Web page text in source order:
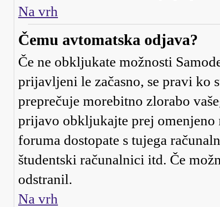
Na vrh
Čemu avtomatska odjava?
Če ne obkljukate možnosti
prijavljeni le začasno, se pravi ko
preprečuje morebitno zlorabo
prijavo obkljukajte prej omenjeno
foruma dostopate s tujega
študentski računalnici itd. Če
odstranil.
Na vrh